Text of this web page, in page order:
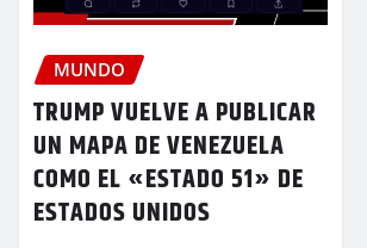
MUNDO
TRUMP VUELVE A PUBLICAR
UN MAPA DE VENEZUELA
COMO EL «ESTADO 51» DE
ESTADOS UNIDOS